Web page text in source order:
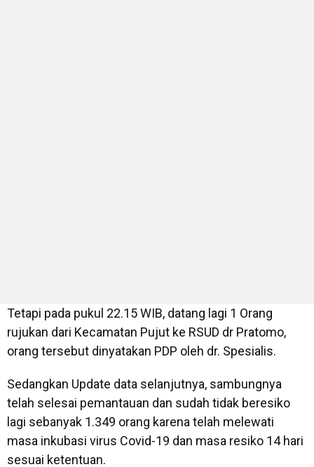
Tetapi pada pukul 22.15 WIB, datang lagi 1 Orang
rujukan dari Kecamatan Pujut ke RSUD dr Pratomo,
orang tersebut dinyatakan PDP oleh dr. Spesialis.
Sedangkan Update data selanjutnya, sambungnya
telah selesai pemantauan dan sudah tidak beresiko
lagi sebanyak 1.349 orang karena telah melewati
masa inkubasi virus Covid-19 dan masa resiko 14 hari
sesuai ketentuan.